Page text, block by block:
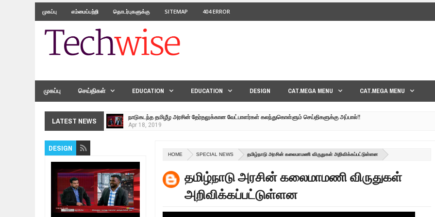
முகப்பு எம்மைப்பற்றி தொடர்புகளுக்கு SITEMAP 404 ERROR
முகப்பு செய்திகள் EDUCATION EDUCATION DESIGN CAT.MEGA MENU CAT.MEGA MENU
LATEST NEWS
நாடுகடந்த தமிழீழ அரசின் தேர்தலுக்கான வேட்பாளர்கள் கலந்துகொள்ளும் செய்திகளுக்கு அப்பால்!!
Apr 18, 2019
தமிழ் தேசியம் VS திராவிடம் - இயக்குனர் அமீர் | 6TH APRIL AGNI PAARVAI DIRECTOR AMEER
Apr 09, 2019
Mar
ஸ்ரீலங்கா ராணுவத்திடம் கையளிக்கப்பட்ட உறவுகளுக்கு நடந்தது என்ன??| GENEVA LIVE PART-02
Mar
மக்கள் போராட்டம் ஜெனீவாவிலிருந்து நேரலை!! | GENEVA LIVE PART-03 | SRI LANKA
HOME SPECIAL NEWS தமிழ்நாடு அரசின் கலைமாமணி விருதுகள் அறிவிக்கப்பட்டுள்ளன
தமிழ்நாடு அரசின் கலைமாமணி விருதுகள்
அறிவிக்கப்பட்டுள்ளன
DESIGN